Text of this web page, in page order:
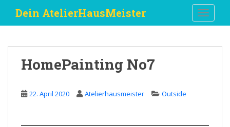
i
Dein AtelierHausMeister
HomePainting No7
22. April 2020 Atelierhausmeister Outside